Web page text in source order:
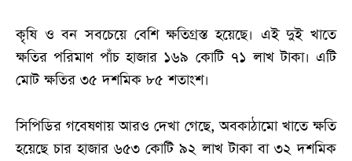
কৃষি ও বন সবচেয়ে বেশি ক্ষতিগ্রস্ত হয়েছে। এই দুই খাতে
ক্ষতির পরিমাণ পাঁচ হাজার ১৬৯ কোটি ৭১ লাখ টাকা। এটি
মোট ক্ষতির ৩৫ দশমিক ৮৫ শতাংশ।
সিপিডির গবেষণায় আরও দেখা গেছে, অবকাঠামো খাতে ক্ষতি
হয়েছে চার হাজার ৬৫৩ কোটি ৯২ লাখ টাকা বা ৩২ দশমিক